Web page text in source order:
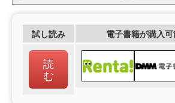
試し読み 電子書籍が購入
読
む